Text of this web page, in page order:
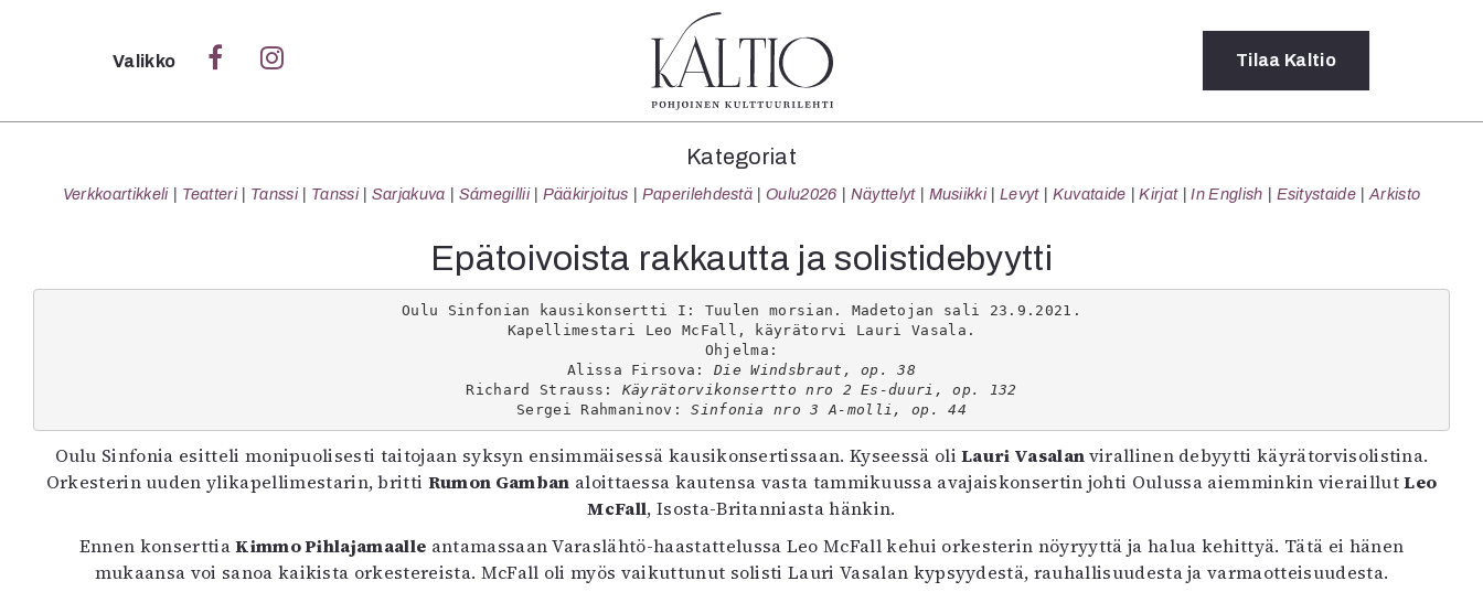
Sulje
Verkkoartikkeli
Tanssi
Tanssi
Sarjakuva
Sámegillii
Paperilehdestä
Oulu2026
Näyttelyt
Musiikki
Levyt
In English
Lehdet
4/2026
1/2026
6/2025
5/2025 saame
5/2025
Lehtiarkisto
Tilaus ja
Yhteistyössä
Toimitus
Mediatiedot
Kaltio ry
Valikko Tilaa Kaltio
Kategoriat
Verkkoartikkeli Teatteri Tanssi Tanssi Sarjakuva Sámegillii Pääkirjoitus Paperilehdestä Oulu2026 Näyttelyt Musiikki Levyt Kuvataide Kirjat In English Esitystaide Arkisto
Epätoivoista rakkautta ja solistidebyytti
Oulu Sinfonian kausikonsertti I: Tuulen morsian. Madetojan sali 23.9.2021.
Kapellimestari Leo McFall, käyrätorvi Lauri Vasala.
Ohjelma:
Alissa Firsova: Die Windsbraut, op. 38
Richard Strauss: Käyrätorvikonsertto nro 2 Es-duuri, op. 132
Sergei Rahmaninov: Sinfonia nro 3 A-molli, op. 44
Oulu Sinfonia esitteli monipuolisesti taitojaan syksyn ensimmäisessä kausikonsertissaan. Kyseessä oliLauri Vasalanvirallinen debyytti käyrätorvisolistina.
Orkesterin uuden ylikapellimestarin, britti Rumon Gamban aloittaessa kautensa vasta tammikuussa avajaiskonsertin johti Oulussa aiemminkin vieraillutLeo
McFall, Isosta-Britanniasta hänkin.
Ennen konserttiaKimmo Pihlajamaalle antamassaan Varaslähtö-haastattelussa Leo McFall kehui orkesterin nöyryyttä ja halua kehittyä. Tätä ei hänen
mukaansa voi sanoa kaikista orkestereista. McFall oli myös vaikuttunut solisti Lauri Vasalan kypsyydestä, rauhallisuudesta ja varmaotteisuudesta.